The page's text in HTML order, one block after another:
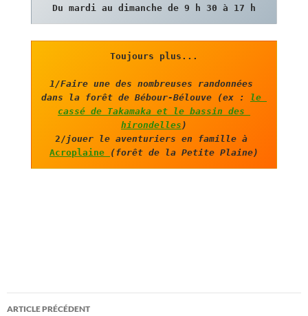
Du mardi au dimanche de 9 h 30 à 17 h
1/Faire une des nombreuses randonnées
dans la forêt de Bébour-Bélouve (ex : le
cassé de Takamaka et le bassin des
hirondelles )
2/ jouer le aventuriers en famille à
Acroplaine
(forêt de la Petite Plaine)
Navigation
ARTICLE PRÉCÉDENT